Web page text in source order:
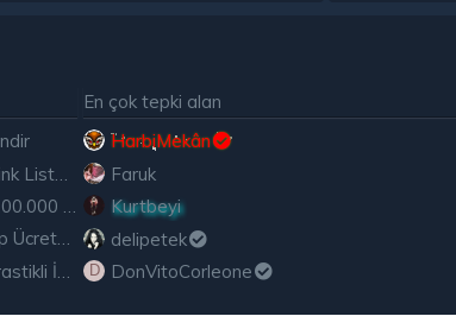
Aştı
5 Adet Yüksek DA/PA Değerine Sahip Ücretsiz Edu Backlink
En çok tepki alan
HarbiMekân
Faruk
Kurtbeyi
delipetek
D DonVitoCorleone